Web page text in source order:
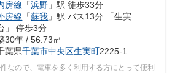
房線 「浜野 」駅 徒歩33分
房線 「蘇我 」駅 バス13分 「生実
」 停歩3分
30年 / 56.73㎡
葉県千葉市中央区生実町2225-1
なので、電車を多く利用する方にとって便利